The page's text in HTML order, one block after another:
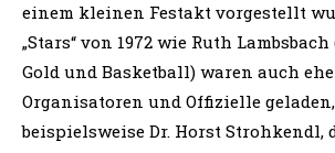
einem kleinen Festakt vorgestellt
„Stars“ von 1972 wie Ruth
Gold und Basketball) waren auch
Organisatoren und Offizielle
beispielsweise Dr. Horst Strohkendl,